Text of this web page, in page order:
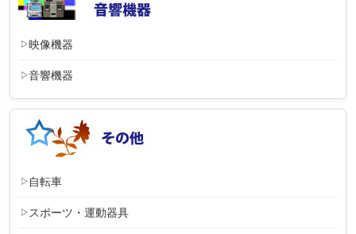
映像機器
音響機器
自転車
スポーツ・運動器具